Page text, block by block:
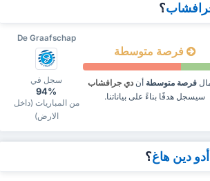
؟
De Graafschap
سجل في
94%
من المباريات (داخل
الارض)
فرصة متوسطة
فرصة متوسطة أندي جرافشاب
سيسجل هدفًا بناءً على بياناتنا.
دين هاغ؟